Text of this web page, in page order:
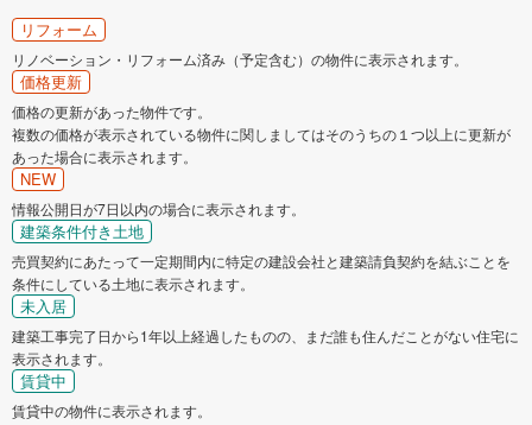
リフォーム
リノベーション・リフォーム済み（予定含む）の物件に表示されます。
価格更新
価格の更新があった物件です。
複数の価格が表示されている物件に関しましてはそのうちの１つ以上に更新が
あった場合に表示されます。
NEW
情報公開日が7日以内の場合に表示されます。
建築条件付き土地
売買契約にあたって一定期間内に特定の建設会社と建築請負契約を結ぶことを
条件にしている土地に表示されます。
未入居
建築工事完了日から1年以上経過したものの、まだ誰も住んだことがない住宅に
表示されます。
賃貸中
賃貸中の物件に表示されます。